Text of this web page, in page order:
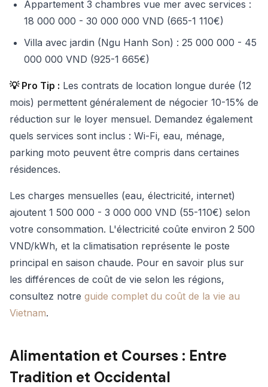
Appartement 3 chambres vue mer avec services :
18 000 000 - 30 000 000 VND (665-1 110€)
Villa avec jardin (Ngu Hanh Son) : 25 000 000 - 45
000 000 VND (925-1 665€)
💡 Pro Tip : Les contrats de location longue durée (12
mois) permettent généralement de négocier 10-15% de
réduction sur le loyer mensuel. Demandez également
quels services sont inclus : Wi-Fi, eau, ménage,
parking moto peuvent être compris dans certaines
résidences.
Les charges mensuelles (eau, électricité, internet)
ajoutent 1 500 000 - 3 000 000 VND (55-110€) selon
votre consommation. L'électricité coûte environ 2 500
VND/kWh, et la climatisation représente le poste
principal en saison chaude. Pour en savoir plus sur
les différences de coût de vie selon les régions,
consultez notre guide complet du coût de la vie au
Vietnam.
Alimentation et Courses : Entre
Tradition et Occidental